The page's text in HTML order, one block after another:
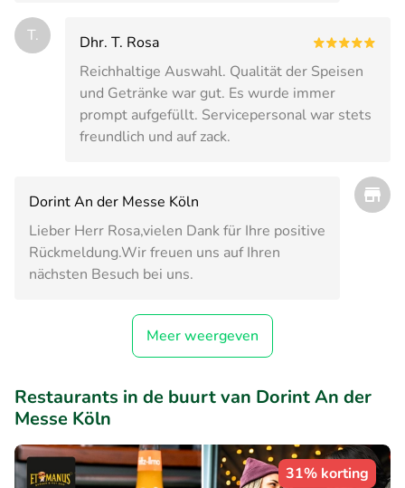
T.
Dhr. T. Rosa
Reichhaltige Auswahl. Qualität der Speisen
und Getränke war gut. Es wurde immer
prompt aufgefüllt. Servicepersonal war stets
freundlich und auf zack.
Dorint An der Messe Köln
Lieber Herr Rosa,vielen Dank für Ihre positive
Rückmeldung.Wir freuen uns auf Ihren
nächsten Besuch bei uns.
Meer weergeven
Restaurants in de buurt van Dorint An der
Messe Köln
31% korting